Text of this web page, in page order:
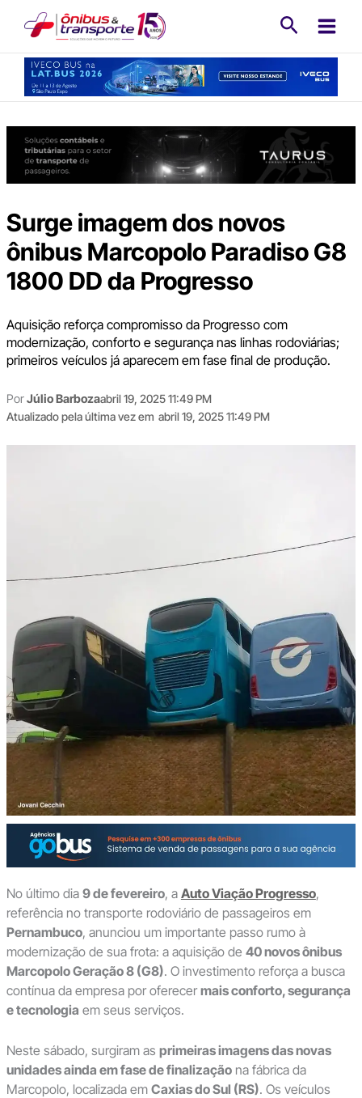
conteúdo
Surge imagem dos novos
ônibus Marcopolo Paradiso G8
1800 DD da Progresso
Aquisição reforça compromisso da Progresso com
modernização, conforto e segurança nas linhas rodoviárias;
primeiros veículos já aparecem em fase final de produção.
PorJúlio Barbozaabril 19, 2025 11:49 PM
Atualizado pela última vez em abril 19, 2025 11:49 PM
No último dia 9 de fevereiro, a Auto Viação Progresso,
referência no transporte rodoviário de passageiros em
Pernambuco, anunciou um importante passo rumo à
modernização de sua frota: a aquisição de 40 novos ônibus
Marcopolo Geração 8 (G8). O investimento reforça a busca
contínua da empresa por oferecer mais conforto, segurança
e tecnologia em seus serviços.
Neste sábado, surgiram as primeiras imagens das novas
unidades ainda em fase de finalizaçãona fábrica da
Marcopolo, localizada em Caxias do Sul (RS). Os veículos